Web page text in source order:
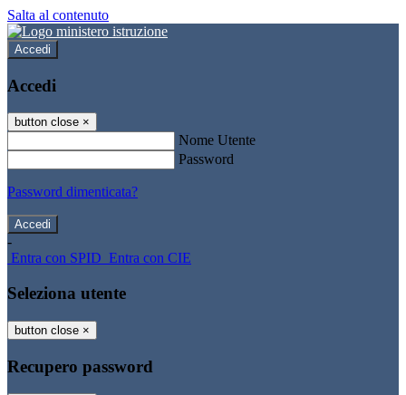
Salta al contenuto
Accedi
Accedi
button close ×
Nome Utente
Password
Password dimenticata?
-
Entra con SPID Entra con CIE
Seleziona utente
button close ×
Recupero password